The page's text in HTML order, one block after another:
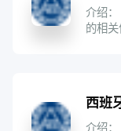
介绍
的相
西班
介绍